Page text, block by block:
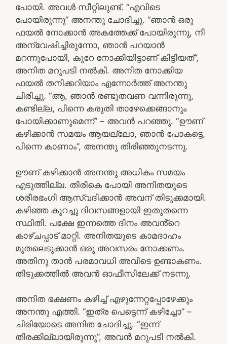
പോയി. അവൾ സീറ്റിലുണ്ട്. “എവിടെ
പോയിരുന്നു” അനന്തു ചോദിച്ചു. “ഞാൻ ഒരു
ഫയൽ നോക്കാൻ അകത്തേക്ക് പോയിരുന്നു, നീ
അന്വേഷിച്ചിരുന്നോ, ഞാൻ പറയാൻ
മറന്നുപോയി, കുറേ നോക്കിയിട്ടാണ് കിട്ടിയത്”,
അനിത മറുപടി നൽകി. അനിത നോക്കിയ
ഫയൽ തനിക്കറിയാം എന്നോർത്ത് അനന്തു
ചിരിച്ചു. “ആ, ഞാൻ രണ്ടുതവണ വന്നിരുന്നു,
കണ്ടില്ല, പിന്നെ കരുതി താഴേക്കെങ്ങാനും
പോയിക്കാണുമെന്ന്” – അവൻ പറഞ്ഞു. “ഊണ്
കഴിക്കാൻ സമയം ആയല്ലോ, ഞാൻ പോകട്ടെ,
പിന്നെ കാണാം”, അനന്തു തിരിഞ്ഞുനടന്നു.
ഊണ് കഴിക്കാൻ അനന്തു അധികം സമയം
എടുത്തില്ല. തിരികെ പോയി അനിതയുടെ
ശരീരഭംഗി ആസ്വദിക്കാൻ അവന് തിടുക്കമായി.
കഴിഞ്ഞ കുറച്ചു ദിവസങ്ങളായി ഇതുതന്നെ
സ്ഥിതി. പക്ഷേ ഇന്നത്തെ ദിനം അവൻ്റെ
കാഴ്ചപ്പാട് മാറ്റി. അനിതയുടെ കാമദാഹം
മുതലെടുക്കാൻ ഒരു അവസരം നോക്കണം.
അതിനു താൻ പരമാവധി അവിടെ ഉണ്ടാകണം.
തിടുക്കത്തിൽ അവൻ ഓഫീസിലേക്ക് നടന്നു.
അനിത ഭക്ഷണം കഴിച്ച് എഴുന്നേറ്റപ്പോഴേക്കും
അനന്തു എത്തി. “ഇത്ര പെട്ടെന്ന് കഴിച്ചോ” –
ചിരിയോടെ അനിത ചോദിച്ചു. “ഇന്ന്
തിരക്കില്ലായിരുന്നു”, അവൻ മറുപടി നൽകി.